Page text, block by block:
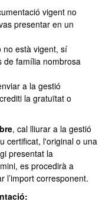
vigent no
presentar en un
no està vigent, sí
de família nombrosa
a la gestió
la gratuïtat o
, cal lliurar a la gestió
certificat, l'original o una
presentat la
es procedirà a
l’import corresponent.